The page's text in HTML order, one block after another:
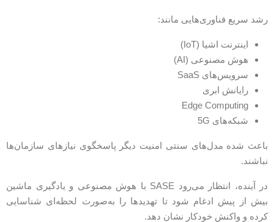
سریع فناوری‌هایی مانند:
اینترنت اشیا (IoT)
هوش مصنوعی (AI)
سرویس‌های SaaS
رایانش ابری
Edge Computing
شبکه‌های 5G
شده مدل‌های سنتی امنیت دیگر پاسخگوی نیازهای سازمان‌ها
در آینده، انتظار می‌رود SASE با هوش مصنوعی و یادگیری ماشین
از پیش ادغام شود تا تهدیدها را به‌صورت لحظه‌ای شناسایی
و واکنش خودکار نشان دهد.